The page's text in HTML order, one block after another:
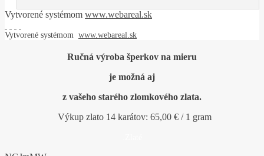
Vytvorené systémom www.webareal.sk
Vytvorené systémom www.webareal.sk
Ručná výroba šperkov na mieru
je možná aj
z vašeho starého zlomkového zlata.
Výkup zlato 14 karátov: 65,00 € / 1 gram